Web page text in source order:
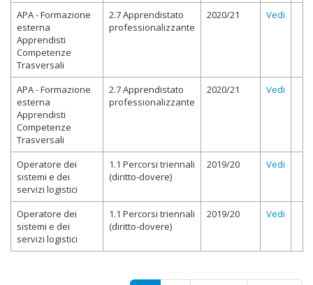
APA - Formazione
esterna
Apprendisti
Competenze
Trasversali
2.7 Apprendistato
professionalizzante
2020/21 Vedi
APA - Formazione
esterna
Apprendisti
Competenze
Trasversali
2.7 Apprendistato
professionalizzante
2020/21 Vedi
Operatore dei
sistemi e dei
servizi logistici
1.1 Percorsi triennali
(diritto-dovere)
2019/20 Vedi
Operatore dei
sistemi e dei
servizi logistici
1.1 Percorsi triennali
(diritto-dovere)
2019/20 Vedi